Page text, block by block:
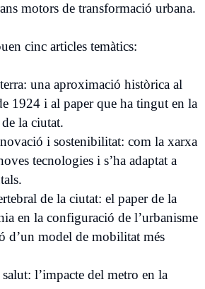
motors de transformació urbana.
cinc articles temàtics:
una aproximació històrica al
1924 i al paper que ha tingut en la
la ciutat.
i sostenibilitat: com la xarxa
tecnologies i s’ha adaptat a
de la ciutat: el paper de la
en la configuració de l’urbanisme
d’un model de mobilitat més
l’impacte del metro en la